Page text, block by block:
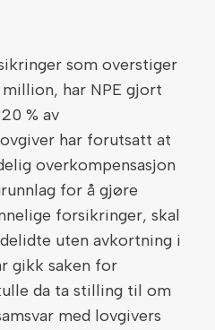
som overstiger
har NPE gjort
% av
har forutsatt at
overkompensasjon
for å gjøre
forsikringer, skal
uten avkortning i
gikk saken for
da ta stilling til om
med lovgivers